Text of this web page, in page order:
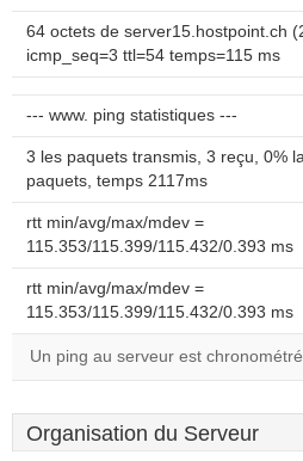
64 octets de server15.hostpoint.ch
icmp_seq=3 ttl=54 temps=115 ms
--- www. ping statistiques ---
3 les paquets transmis, 3 reçu, 0%
paquets, temps 2117ms
rtt min/avg/max/mdev =
115.353/115.399/115.432/0.393 ms
rtt min/avg/max/mdev =
115.353/115.399/115.432/0.393 ms
Un ping au serveur est
Organisation du Serveur